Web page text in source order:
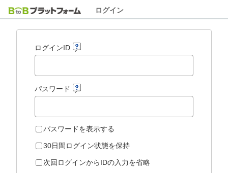
ログイン
ログインID
パスワード
パスワードを表示する
30日間ログイン状態を保持
次回ログインからIDの入力を省略